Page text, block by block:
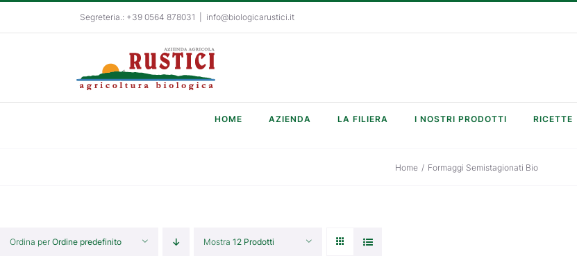
Segreteria.: +39 0564 878031 info@biologicarustici.it
HOME AZIENDA LA FILIERA I NOSTRI PRODOTTI RICETTE
Home / Formaggi Semistagionati Bio
Ordina perOrdine predefinito Mostra 12 Prodotti